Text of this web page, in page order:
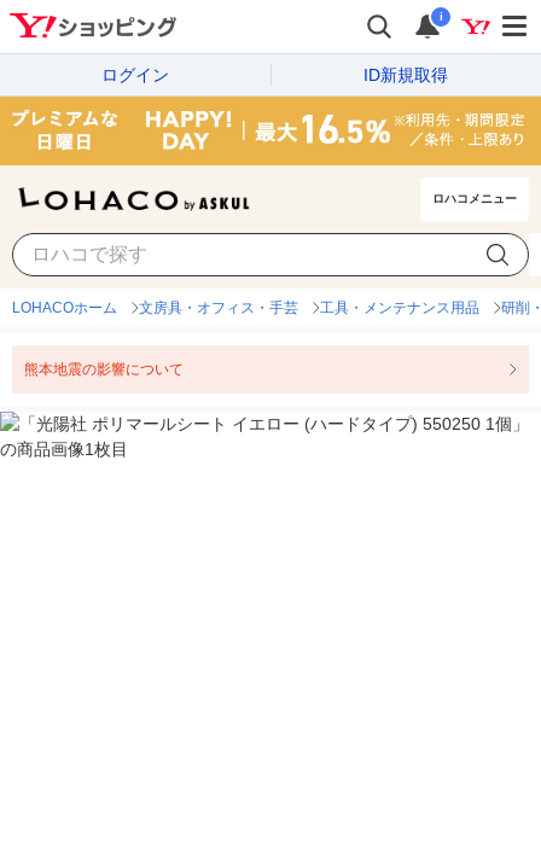
i
ログイン ID新規取得
ロハコメニュー
LOHACOホーム 文房具・オフィス・手芸 工具・メンテナンス用品 研削
熊本地震の影響について